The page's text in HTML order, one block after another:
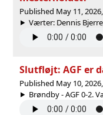
Published May 11,
Værter: Dennis
Slutfløjt: AGF er
Published May 10,
Brøndby - AGF 0-2.